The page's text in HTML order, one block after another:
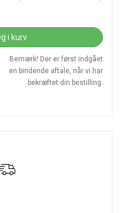
i kurv
Bemærk! Der er først indgået
en bindende aftale, når vi har
bekræftet din bestilling.